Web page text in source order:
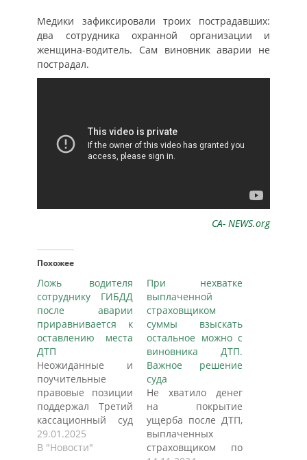
Медики зафиксировали троих пострадавших:
два сотрудника охранной организации и
женщина-водитель. Сам виновник аварии не
пострадал.
CA- NEWS.org
Похожее
Ложь водителя
сотруднику ГИБДД
после аварии
приравнивается к
оставлению места
ДТП
Неожиданные и
поучительные
правовые позиции
поддержал Третий
кассационный суд
общей юрисдикции
в ходе
29.01.2025
В "Новости"
При нехватке
выплаченной
страховщиком
суммы взыскать
остальное можно с
виновника ДТП.
Важное решение
суда
Не хватило денег
на покрытие
ущерба после ДТП,
выплаченных
страховщиком по